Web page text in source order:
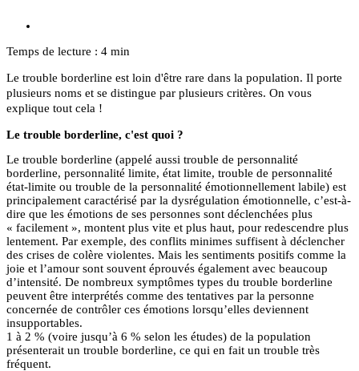
Temps de lecture : 4 min
Le trouble borderline est loin d'être rare dans la population. Il porte
plusieurs noms et se distingue par plusieurs critères. On vous
explique tout cela !
Le trouble borderline, c'est quoi ?
Le trouble borderline (appelé aussi trouble de personnalité
borderline, personnalité limite, état limite, trouble de personnalité
état-limite ou trouble de la personnalité émotionnellement labile) est
principalement caractérisé par la dysrégulation émotionnelle, c’est-à-
dire que les émotions de ses personnes sont déclenchées plus
« facilement », montent plus vite et plus haut, pour redescendre plus
lentement. Par exemple, des conflits minimes suffisent à déclencher
des crises de colère violentes. Mais les sentiments positifs comme la
joie et l’amour sont souvent éprouvés également avec beaucoup
d’intensité. De nombreux symptômes types du trouble borderline
peuvent être interprétés comme des tentatives par la personne
concernée de contrôler ces émotions lorsqu’elles deviennent
insupportables.
1 à 2 % (voire jusqu’à 6 % selon les études) de la population
présenterait un trouble borderline, ce qui en fait un trouble très
fréquent.